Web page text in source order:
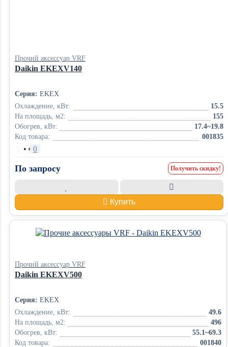
Прочий аксессуар VRF
Daikin EKEXV140
Серия: EKEX
Охлаждение, кВт:
15.5
На площадь, м2:
155
Обогрев, кВт:
17.4~19.8
Код товара:
001835
• 0
По запросу Получить скидку!
Купить
Прочий аксессуар VRF
Daikin EKEXV500
Серия: EKEX
Охлаждение, кВт:
49.6
На площадь, м2:
496
Обогрев, кВт:
55.1~69.3
Код товара:
001840